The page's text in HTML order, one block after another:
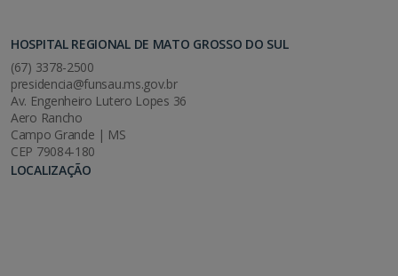
HOSPITAL REGIONAL DE MATO GROSSO DO SUL
(67) 3378-2500
presidencia@funsau.ms.gov.br
Av. Engenheiro Lutero Lopes 36
Aero Rancho
Campo Grande | MS
CEP 79084-180
LOCALIZAÇÃO